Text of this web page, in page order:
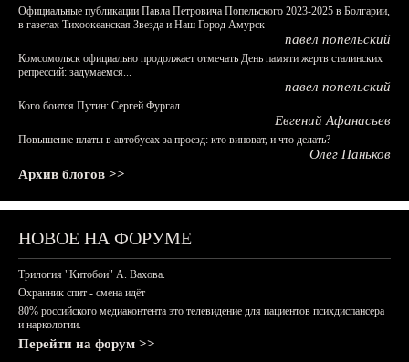
Официальные публикации Павла Петровича Попельского 2023-2025 в Болгарии,
в газетах Тихоокеанская Звезда и Наш Город Амурск
павел попельский
Комсомольск официально продолжает отмечать День памяти жертв сталинских
репрессий: задумаемся...
павел попельский
Кого боится Путин: Сергей Фургал
Евгений Афанасьев
Повышение платы в автобусах за проезд: кто виноват, и что делать?
Олег Паньков
Архив блогов >>
НОВОЕ НА ФОРУМЕ
Трилогия "Китобои" А. Вахова.
Охранник спит - смена идёт
80% российского медиаконтента это телевидение для пациентов психдиспансера
и наркологии.
Перейти на форум >>